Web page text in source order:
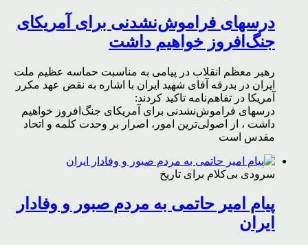
درسهای فراموش‌نشدنی برای آمریکای
جنگ‌افروز خواهیم داشت
رهبر معظم انقلاب در پیامی به مناسبت حماسه عظیم ملت
ایران در بدرقه آقای شهید ایران با اشاره به نقض عهد مکرر
آمریکا در تفاهم‌نامه تاکید کردند:
درسهای فراموش‌نشدنی برای آمریکای جنگ‌افروز خواهیم
داشت ، از اصولی‌ترین امور، اصرار بر وحدت کلمه و اتحاد
مقدس است
سرودی بی‌کلام برای تاریخ
پیام امیر حاتمی به مردم صبور و وفادار
ایران